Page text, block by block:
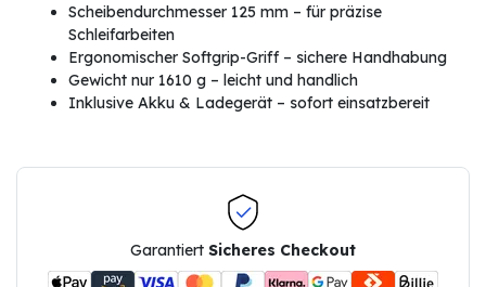
Scheibendurchmesser 125 mm – für präzise
Schleifarbeiten
Ergonomischer Softgrip-Griff – sichere Handhabung
Gewicht nur 1610 g – leicht und handlich
Inklusive Akku & Ladegerät – sofort einsatzbereit
Garantiert Sicheres Checkout